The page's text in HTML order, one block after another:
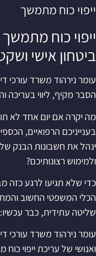
ייפוי כוח מתמשך
ייפוי כוח
ביטחון אישי
עומר נירהוד משרד עורכי
הסבר מקיף, ליווי בעריכה
מה יקרה אם יום אחד לא
בענייניכם הרפואיים,
ינהל את חשבונות הבנק
ולמימוש רצונותיכם?
כדי שלא תגיעו לרגע כזה
הכלי המשפטי החשוב
שליטה עתידית, כבר
עומר נירהוד משרד עורכי
ואנושי של עריכת ייפוי